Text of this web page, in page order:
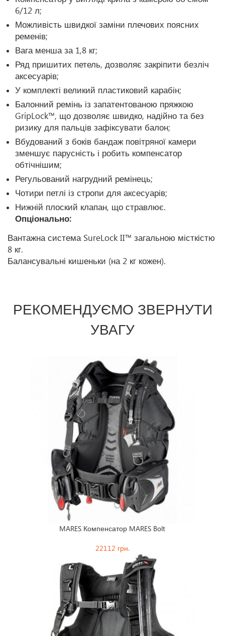
6/12 л;
Можливість швидкої заміни плечових поясних
ременів;
Вага менша за 1,8 кг;
Ряд пришитих петель, дозволяє закріпити безліч
аксесуарів;
У комплекті великий пластиковий карабін;
Балонний ремінь із запатентованою пряжкою
GripLock™, що дозволяє швидко, надійно та без
ризику для пальців зафіксувати балон;
Вбудований з боків бандаж повітряної камери
зменшує парусність і робить компенсатор
обтічнішим;
Регульований нагрудний ремінець;
Чотири петлі із стропи для аксесуарів;
Нижній плоский клапан, що стравлює.
Опціонально:
Вантажна система SureLock II™ загальною місткістю
8 кг.
Балансувальні кишеньки (на 2 кг кожен).
РЕКОМЕНДУЄМО ЗВЕРНУТИ
УВАГУ
MARES Компенсатор MARES Bolt
22112 грн.